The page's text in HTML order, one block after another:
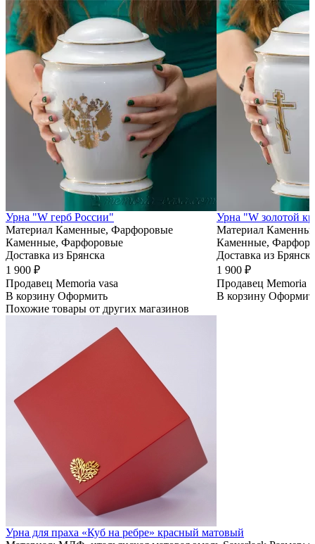
Урна "W герб России"
Материал Каменные, Фарфоровые
Каменные, Фарфоровые
Доставка из Брянска
1 900 ₽
Продавец Memoria vasa
В корзину Оформить
Урна "W золотой
Материал
Каменные,
Доставка из Брянска
1 900 ₽
Продавец Memoria
В корзину
Похожие товары от других магазинов
Урна для праха «Куб на ребре» красный матовый